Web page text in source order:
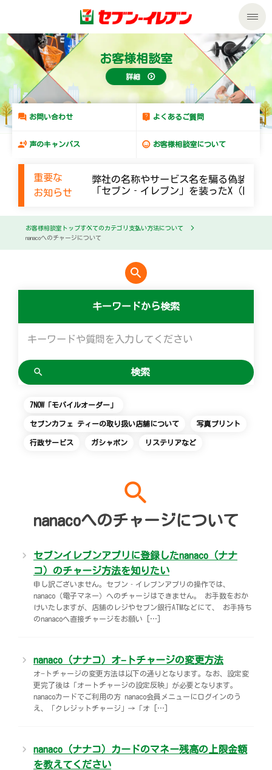
私たちの取組み
商品のご案内
商品のご案内トップ
今週の新商品
セール・キャンペーン
サービス
サービストップ
nanacoトップ
マルチコピー機でできること
マルチコピー機でできることトップ
スキャン
ファクス
スポーツ振興くじ
行政サービス
セブン銀行ATM
ご利用可能なお支払い方法
クリーニング俱楽部（店舗限定）
宅配ロッカー（店舗限定）
自転車シェアリング（店舗限定）
モバイルバッテリーシェアリング（店舗限定）
ソフトバンクギフト
チケットぴあ
イープラス
ジーユーオンラインストア
停電時のサービス停止のお知らせ
企業情報
企業情報トップ
ごあいさつ
国内店舗数
売上高、店舗数推移
セブン-イレブンの横顔
セブン-イレブン徹底解剖
セブン-イレブンの歴史
サステナビリティ
サステナビリティトップ
重点課題
報告書ライブラリー
Language
English (Corporate)
English (Services)
中文[繁體字](服務)
简体中文(服务)
お客様相談室
詳細
お問い合わせ よくあるご質問
声のキャンバス お客様相談室について
重要な
お知らせ
弊社の名称やサービス名を騙る偽装メー
「セブン‐イレブン」を装ったX（旧
お客様相談室トップすべてのカテゴリ 支払い方法について
nanacoへのチャージについて
search
キーワードから検索
7NOW「モバイルオーダー」
セブンカフェ ティーの取り扱い店舗について 写真プリント
行政サービス ガシャポン リステリアなど
search
nanacoへのチャージについて
セブンイレブンアプリに登録したnanaco（ナナ
コ）のチャージ方法を知りたい
申し訳ございません。セブン‐イレブンアプリの操作では、
nanaco（電子マネー）へのチャージはできません。 お手数をおか
けいたしますが、店舗のレジやセブン銀行ATMなどにて、 お手持ち
のnanacoへ直接チャージをお願い […]
nanaco（ナナコ）オ−トチャージの変更方法
オ−トチャージの変更方法は以下の通りとなります。なお、設定変
更完了後は「オートチャージの設定反映」が必要となります。
nanacoカードでご利用の方 nanaco会員メニューにログインのう
え、「クレジットチャージ」→「オ […]
nanaco（ナナコ）カードのマネー残高の上限金額
を教えてください